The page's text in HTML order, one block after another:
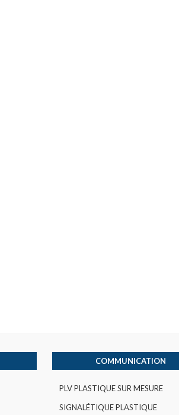
COMMUNICATION
PLV PLASTIQUE SUR MESURE
SIGNALÉTIQUE PLASTIQUE